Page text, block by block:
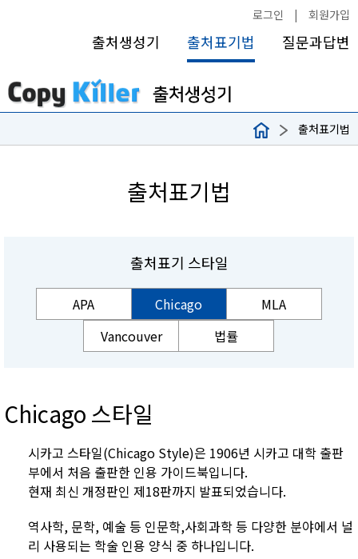
로그인 | 회원가입
출처생성기 출처표기법 질문과답변
출처표기법
출처표기법
출처표기 스타일
APA Chicago
MLA
Vancouver
법률
Chicago 스타일
시카고 스타일(Chicago Style)은 1906년 시카고 대학 출판
부에서 처음 출판한 인용 가이드북입니다.
현재 최신 개정판인 제18판까지 발표되었습니다.
역사학, 문학, 예술 등 인문학,사회과학 등 다양한 분야에서 널
리 사용되는 학술 인용 양식 중 하나입니다.